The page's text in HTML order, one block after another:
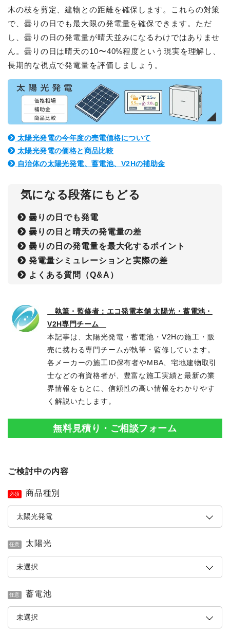
木の枝を剪定、建物との距離を確保します。これらの対策
で、曇りの日でも最大限の発電量を確保できます。ただ
し、曇りの日の発電量が晴天並みになるわけではありませ
ん。曇りの日は晴天の10〜40%程度という現実を理解し、
長期的な視点で発電量を評価しましょう。
太陽光発電の今年度の売電価格について
太陽光発電の価格と商品比較
自治体の太陽光発電、蓄電池、V2Hの補助金
気になる段落にもどる
曇りの日でも発電
曇りの日と晴天の発電量の差
曇りの日の発電量を最大化するポイント
発電量シミュレーションと実際の差
よくある質問（Q&A）
執筆・監修者：エコ発電本舗 太陽光・蓄電池・
V2H専門チーム
本記事は、太陽光発電・蓄電池・V2Hの施工・販
売に携わる専門チームが執筆・監修しています。
各メーカーの施工ID保有者やMBA、宅地建物取引
士などの有資格者が、豊富な施工実績と最新の業
界情報をもとに、信頼性の高い情報をわかりやす
く解説いたします。
無料見積り・ご相談フォーム
ご検討中の内容
必須 商品種別
任意 太陽光
任意 蓄電池